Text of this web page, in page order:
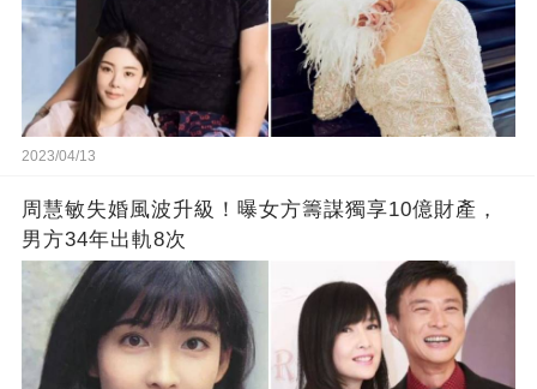
2023/04/13
周慧敏失婚風波升級！曝女方籌謀獨享10億財產，
男方34年出軌8次